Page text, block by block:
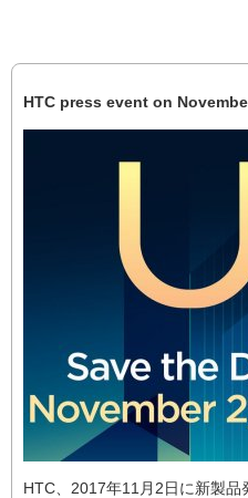
HTC press event on
HTC、2017年11月2日に新製品